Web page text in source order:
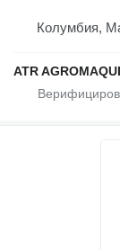
Колумбия,
ATR